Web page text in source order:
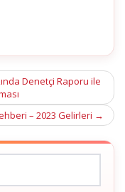
Denetçi Raporu ile
– 2023 Gelirleri →